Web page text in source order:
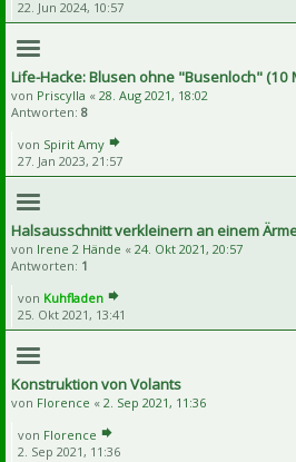
22. Jun 2024, 10:57
Life-Hacke: Blusen ohne "Busenloch" (10
von Priscylla « 28. Aug 2021, 18:02
Antworten: 8
von Spirit Amy
27. Jan 2023, 21:57
Halsausschnitt verkleinern an einem
von Irene 2 Hände « 24. Okt 2021, 20:57
Antworten: 1
von Kuhfladen
25. Okt 2021, 13:41
Konstruktion von Volants
von Florence « 2. Sep 2021, 11:36
von Florence
2. Sep 2021, 11:36